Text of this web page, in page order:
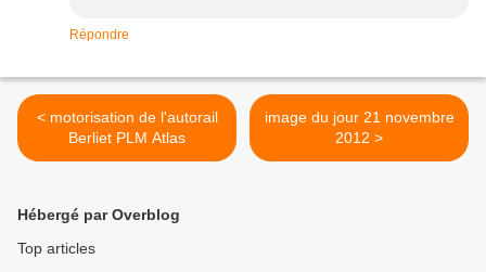
Répondre
< motorisation de l'autorail
Berliet PLM Atlas
image du jour 21 novembre
2012 >
Hébergé par Overblog
Top articles